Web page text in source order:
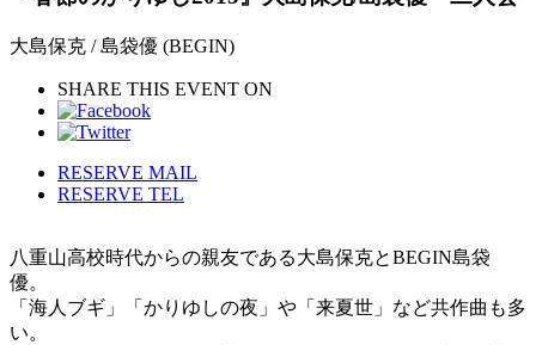
大島保克 / 島袋優 (BEGIN)
SHARE THIS EVENT ON
RESERVE MAIL
RESERVE TEL
八重山高校時代からの親友である大島保克とBEGIN島袋
優。
「海人ブギ」「かりゆしの夜」や「来夏世」など共作曲も多
い。